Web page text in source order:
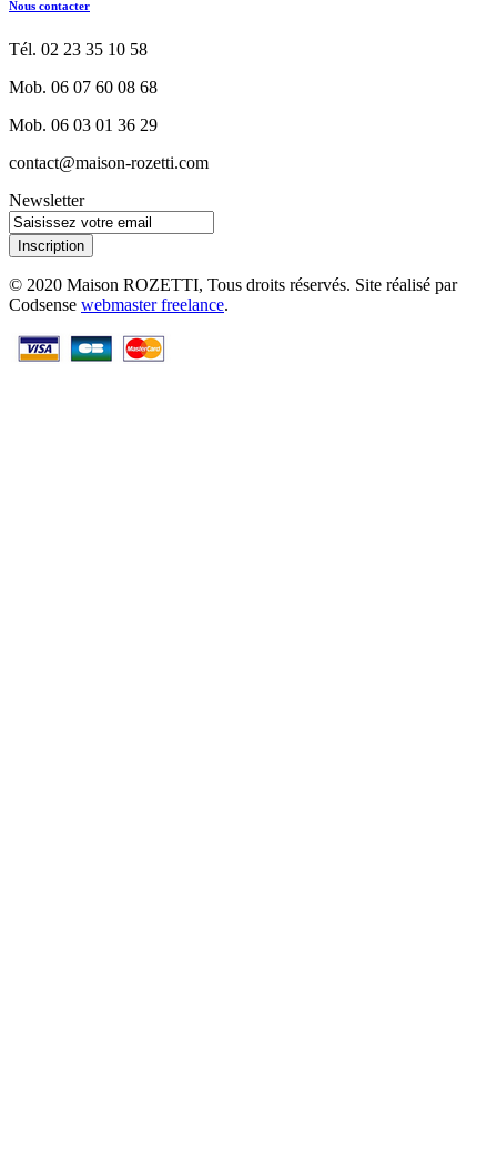
Nous contacter
Tél. 02 23 35 10 58
Mob. 06 07 60 08 68
Mob. 06 03 01 36 29
contact@maison-rozetti.com
Newsletter
Inscription
© 2020 Maison ROZETTI, Tous droits réservés. Site réalisé par
Codsense webmaster freelance.